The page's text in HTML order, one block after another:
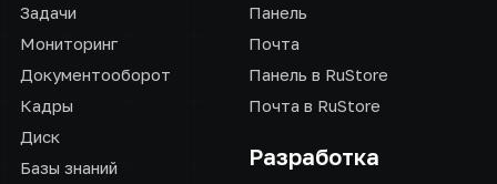
Задачи
Мониторинг
Документооборот
Кадры
Диск
Базы знаний
Панель
Почта
Панель в RuStore
Почта в RuStore
Разработка